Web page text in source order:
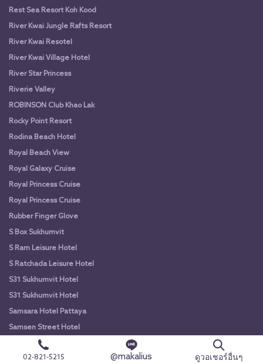
Rest Sea Resort Koh Kood
River Kwai Jungle Rafts Resort
River Kwai Resotel
River Kwai Village Hotel
River Star Princess
Riverie Valley
ROBINSON Club Khao Lak
Rocky Point Resort
Rodina Beach Hotel
Royal Beach View
Royal Galaxy Cruise
Royal Princess Cruise
Royal Princess Cruise
Rubber Finger Glove
S Box Sukhumvit
S Ram Leisure Hotel
S Ratchada Leisure Hotel
S31 Sukhumvit Hotel
S31 Sukhumvit Hotel
Samsara Hotel Pattaya
Samsen Street Hotel
Sanay Rooftop Bar
SangThong Resort
02-821-5215 @makalius ดูวอเชอร์อื่นๆ